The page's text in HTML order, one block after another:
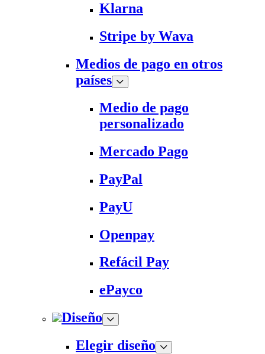
Klarna
Stripe by Wava
Medios de pago en otros
países
Medio de pago
personalizado
Mercado Pago
PayPal
PayU
Openpay
Refácil Pay
ePayco
Diseño
Elegir diseño